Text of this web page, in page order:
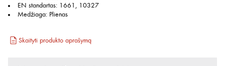
EN standartas: 1661, 10327
Medžiaga: Plienas
Skaityti produkto aprašymą